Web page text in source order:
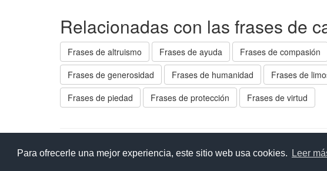
Para ofrecerle una mejor experiencia, este sitio web usa cookies. Leer
Relacionadas con las frases de
Frases de altruismo Frases de ayuda Frases de compasión
Frases de generosidad
Frases de humanidad Frases de
Frases de piedad
Frases de protección Frases de virtud
Ayuda Aviso